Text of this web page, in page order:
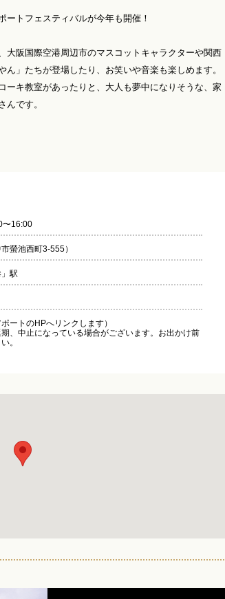
ートフェスティバルが今年も開催！
大阪国際空港周辺市のマスコットキャラクターや関西
」たちが登場したり、お笑いや音楽も楽しめます。
ーキ教室があったりと、大人も夢中になりそうな、家
んです。
〜16:00
螢池西町3-555）
駅
ートのHPへリンクします）
、中止になっている場合がございます。お出かけ前
。